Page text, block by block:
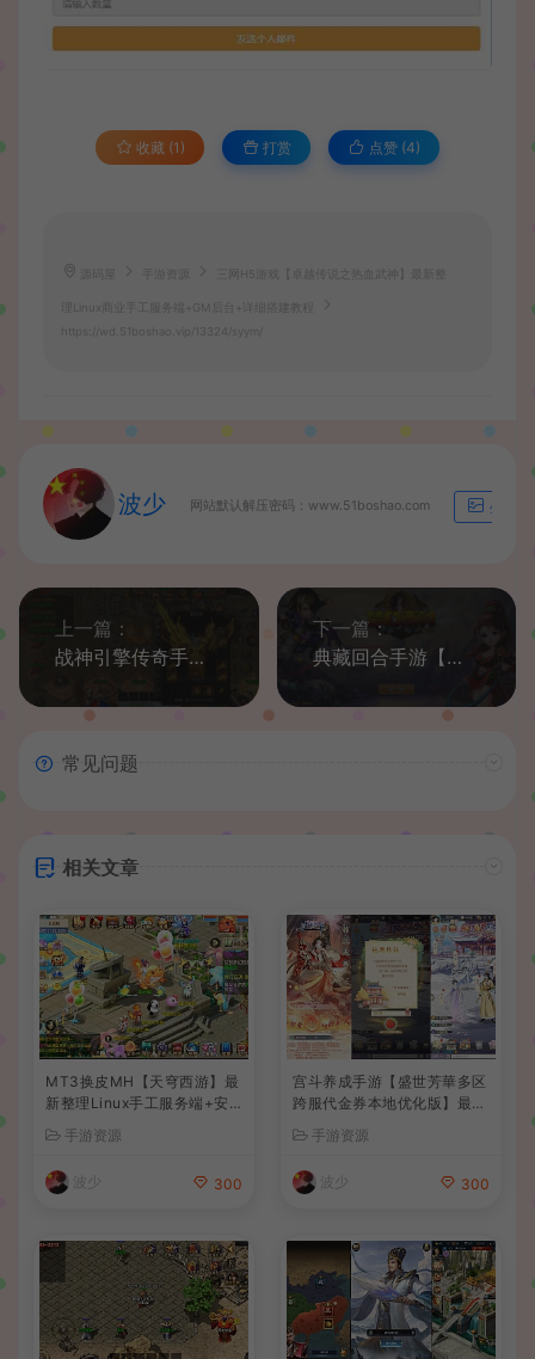
收藏 (1) 打赏 点赞 (4)
手游资源 三网H5游戏【卓越传说之热血武神】最新整
理Linux商业手工服务端+GM后台+详细搭建教程
https://wd.51boshao.vip/13324/syym/
波少 网站默认解压密码：www.51boshao.com 生成海
上一篇：
战神引擎传奇手游【新版UI永恒火龙修复版】最新整理WIN系服务端+安卓+GM后台+详细搭建教程
下一篇：
典藏回合手游【梦幻寻秦】最新整理Win系服务端+安卓苹果双端+GM工具+详细搭建教程
常见问题
相关文章
MT3换皮MH【天穹西游】最
新整理Linux手工服务端+安
卓苹果双端+GM后台+详细搭
建教程+全套源码+视频教程
手游资源
波少 300
宫斗养成手游【盛世芳華多区
跨服代金券本地优化版】最新
整理单机一键即玩端+Linux
手工服务端+CDK授权后台
+安卓+详细搭建教程
手游资源
波少 300